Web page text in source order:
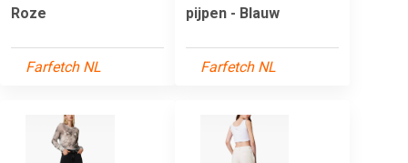
Roze
Farfetch NL
pijpen - Blauw
Farfetch NL